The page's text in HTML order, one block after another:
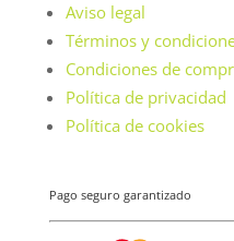
Aviso legal
Términos y
Condiciones de
Política de privacidad
Política de cookies
Pago seguro garantizado